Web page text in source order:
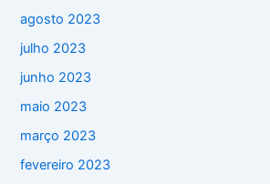
agosto 2023
julho 2023
junho 2023
maio 2023
março 2023
fevereiro 2023